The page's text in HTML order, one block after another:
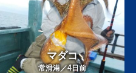
マダコ
常滑港／4日前